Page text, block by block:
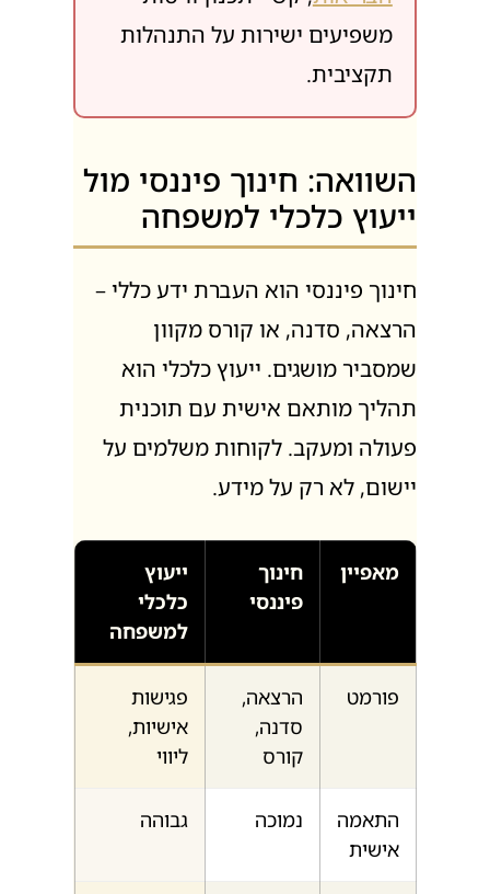
הבריאות, קשיי תכנון וויסות
משפיעים ישירות על התנהלות
השוואה: חינוך פיננסי מול
ייעוץ כלכלי למשפחה
חינוך פיננסי הוא העברת ידע כללי –
הרצאה, סדנה, או קורס מקוון
שמסביר מושגים. ייעוץ כלכלי הוא
תהליך מותאם אישית עם תוכנית
פעולה ומעקב. לקוחות משלמים על
חינוך
ייעוץ
כלכלי
למשפחה
הרצאה,
סדנה,
פגישות
אישיות,
התאמה